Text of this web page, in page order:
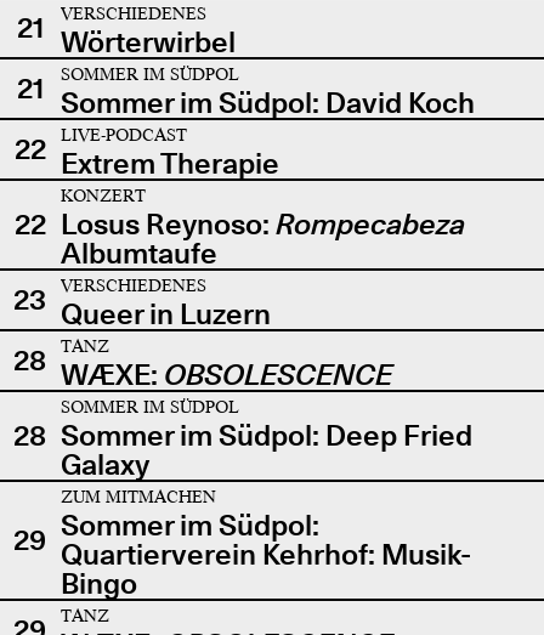
21
VERSCHIEDENES
Wörterwirbel
21
SOMMER IM SÜDPOL
Sommer im Südpol: David Koch
22
LIVE-PODCAST
Extrem Therapie
22
KONZERT
Losus Reynoso: Rompecabeza
Albumtaufe
23
VERSCHIEDENES
Queer in Luzern
28
TANZ
WÆXE: OBSOLESCENCE
28
SOMMER IM SÜDPOL
Sommer im Südpol: Deep Fried
Galaxy
29
ZUM MITMACHEN
Sommer im Südpol:
Quartierverein Kehrhof: Musik-
Bingo
TANZ